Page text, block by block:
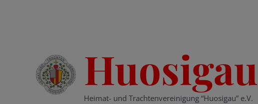
Huosigau
Heimat- und Trachtenvereinigung “Huosigau” e.V.